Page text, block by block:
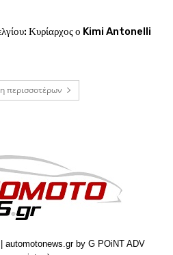
Κυρίαρχος ο Kimi Antonelli
περισσοτέρων
automotonews.gr by G POiNT ADV